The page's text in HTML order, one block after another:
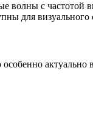
волны с
для